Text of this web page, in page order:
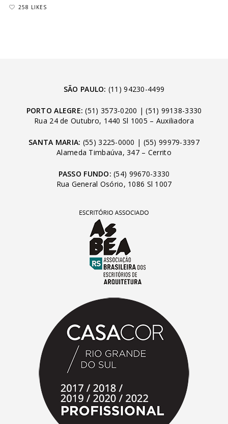
258 LIKES
SÃO PAULO: (11) 94230-4499
PORTO ALEGRE: (51) 3573-0200 |(51) 99138-3330
Rua 24 de Outubro, 1440 Sl 1005 – Auxiliadora
SANTA MARIA: (55) 3225-0000 | (55) 99979-3397
Alameda Timbaúva, 347 – Cerrito
PASSO FUNDO: (54) 99670-3330
Rua General Osório, 1086 Sl 1007